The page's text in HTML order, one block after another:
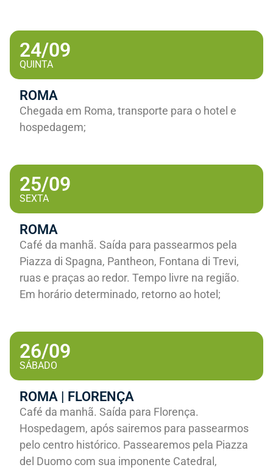
24/09
QUINTA
ROMA
Chegada em Roma, transporte para o hotel e
hospedagem;
25/09
SEXTA
ROMA
Café da manhã. Saída para passearmos pela
Piazza di Spagna, Pantheon, Fontana di Trevi,
ruas e praças ao redor. Tempo livre na região.
Em horário determinado, retorno ao hotel;
26/09
SÁBADO
ROMA | FLORENÇA
Café da manhã. Saída para Florença.
Hospedagem, após sairemos para passearmos
pelo centro histórico. Passearemos pela Piazza
del Duomo com sua imponente Catedral,